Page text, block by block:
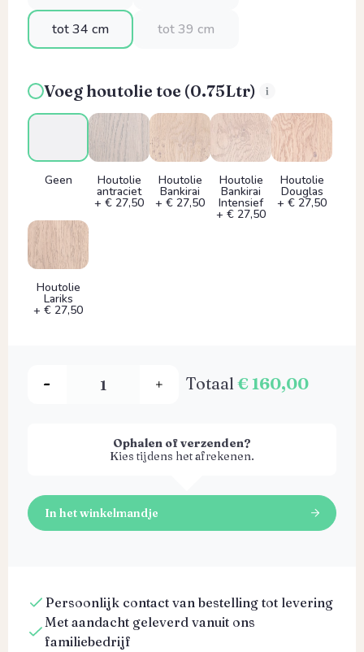
tot 34 cm tot 39 cm
Voeg houtolie toe (0.75Ltr)
Geen Houtolie
antraciet
+ € 27,50
Houtolie
Bankirai
+ € 27,50
Houtolie
Bankirai
Intensief
+ € 27,50
Houtolie
Douglas
+ € 27,50
Houtolie
Lariks
+ € 27,50
Totaal € 160,00
Ophalen of verzenden?
Kies tijdens het afrekenen.
In het winkelmandje
Persoonlijk contact van bestelling tot levering
Met aandacht geleverd vanuit ons
familiebedrijf